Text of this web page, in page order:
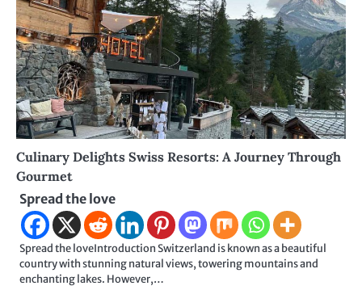
Culinary Delights Swiss Resorts: A Journey Through
Gourmet
Spread the love
Spread the loveIntroduction Switzerland is known as a beautiful
country with stunning natural views, towering mountains and
enchanting lakes. However,…